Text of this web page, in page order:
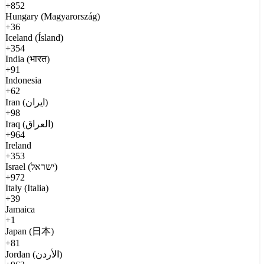
+852
Hungary (Magyarország)
+36
Iceland (Ísland)
+354
India (भारत)
+91
Indonesia
+62
Iran (ایران)
+98
Iraq (العراق)
+964
Ireland
+353
Israel (ישראל)
+972
Italy (Italia)
+39
Jamaica
+1
Japan (日本)
+81
Jordan (الأردن)